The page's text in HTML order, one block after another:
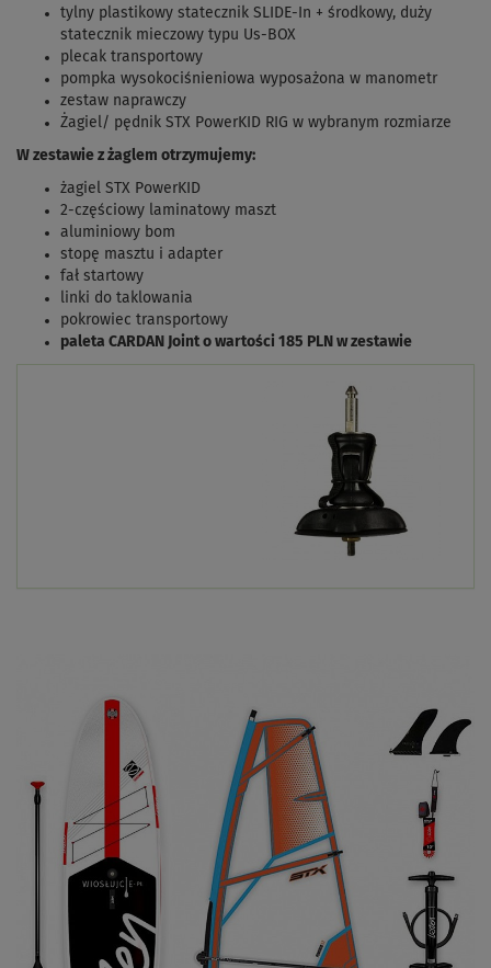
tylny plastikowy statecznik SLIDE-In + środkowy, duży
statecznik mieczowy typu Us-BOX
plecak transportowy
pompka wysokociśnieniowa wyposażona w manometr
zestaw naprawczy
Żagiel/ pędnik STX PowerKID RIG w wybranym rozmiarze
W zestawie z żaglem otrzymujemy:
żagiel STX PowerKID
2-częściowy laminatowy maszt
aluminiowy bom
stopę masztu i adapter
fał startowy
linki do taklowania
pokrowiec transportowy
paleta CARDAN Joint o wartości 185 PLN w zestawie